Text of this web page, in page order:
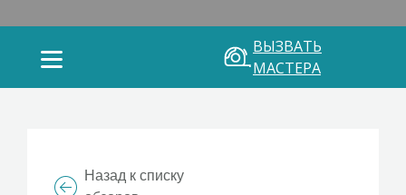
ВЫЗВАТЬ
МАСТЕРА
Назад к списку